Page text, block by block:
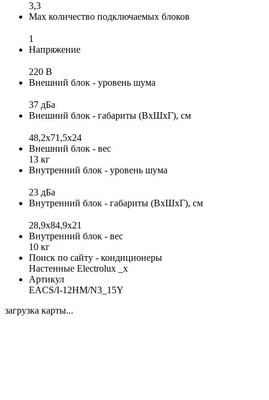
3,3
Max количество подключаемых блоков
1
Напряжение
220 В
Внешний блок - уровень шума
37 дБа
Внешний блок - габариты (ВхШхГ), см
48,2х71,5х24
Внешний блок - вес
13 кг
Внутренний блок - уровень шума
23 дБа
Внутренний блок - габариты (ВхШхГ), см
28,9x84,9x21
Внутренний блок - вес
10 кг
Поиск по сайту - кондиционеры
Настенные Electrolux _x
Артикул
EACS/I-12HM/N3_15Y
загрузка карты...